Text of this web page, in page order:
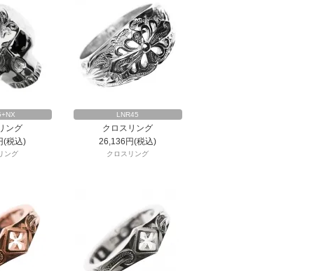
ング
(税込)
ング
LNR45
クロスリング
26,136円(税込)
クロスリング